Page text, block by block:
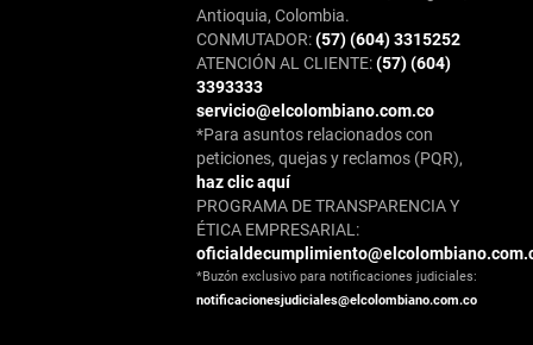
Antioquia, Colombia.
CONMUTADOR:(57) (604) 3315252
ATENCIÓN AL CLIENTE:(57) (604)
3393333
servicio@elcolombiano.com.co
*Para asuntos relacionados con
peticiones, quejas y reclamos (PQR),
haz clic aquí
PROGRAMA DE TRANSPARENCIA Y
ÉTICA EMPRESARIAL:
*Buzón exclusivo para notificaciones judiciales:
notificacionesjudiciales@elcolombiano.com.co